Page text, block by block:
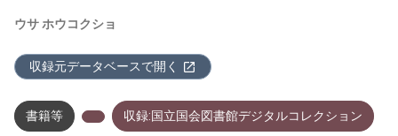
ウサ ホウコクショ
収録元データベースで開く
書籍等 収録:国立国会図書館デジタルコレクション